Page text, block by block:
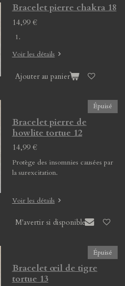
Bracelet pierre chakra 18
14,99 €
Voir les détails
Ajouter au panier
Épuisé
Bracelet pierre de
howlite tortue 12
14,99 €
Protège des insomnies causées par
la surexcitation.
Voir les détails
M'avertir si disponible
Épuisé
Bracelet œil de tigre
tortue 13